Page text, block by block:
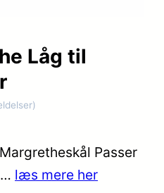
Låg til
Passer
læs mere her